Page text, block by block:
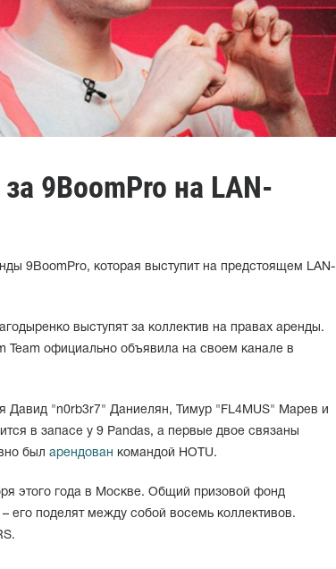
9BoomPro на LAN-
9BoomPro, которая выступит на предстоящем LAN-
выступят за коллектив на правах аренды.
Team официально объявила на своем канале в
Давид "n0rb3r7" Даниелян, Тимур "FL4MUS" Марев и
в запасе у 9 Pandas, а первые двое связаны
был арендован командой HOTU.
этого года в Москве. Общий призовой фонд
его поделят между собой восемь коллективов.